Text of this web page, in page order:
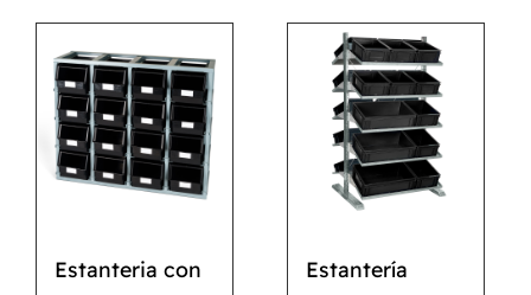
Estanteria con
Estantería